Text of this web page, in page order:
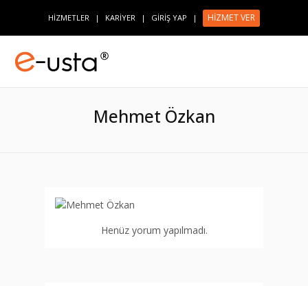
HİZMETLER | KARİYER | GİRİŞ YAP | HİZMET VER
Mehmet Özkan
Henüz yorum yapılmadı.